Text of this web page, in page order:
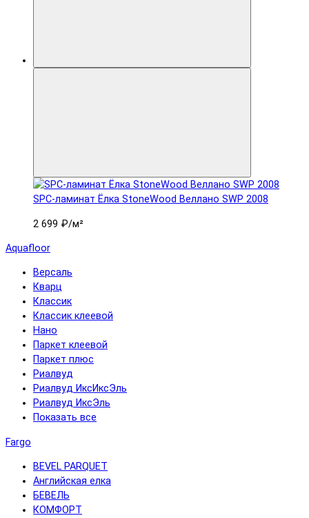
SPC-ламинат Ëлка StoneWood Веллано SWP 2008
2 699 ₽/м²
Aquafloor
Версаль
Кварц
Классик
Классик клеевой
Нано
Паркет клеевой
Паркет плюс
Риалвуд
Риалвуд ИксИксЭль
Риалвуд ИксЭль
Показать все
Fargo
BEVEL PARQUET
Английская елка
БЕВЕЛЬ
КОМФОРТ